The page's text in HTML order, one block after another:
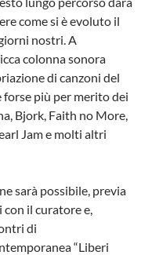
come si è evoluto il
nostri. A
colonna sonora
di canzoni del
forse più per merito dei
Bjork, Faith no More,
Jam e molti altri
sarà possibile, previa
il curatore e,
di
“Liberi